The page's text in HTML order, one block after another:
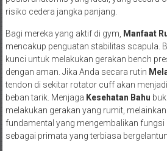
risiko cedera jangka panjang.
Bagi mereka yang aktif di gym, Manfaat
mencakup penguatan stabilitas scapula.
kunci untuk melakukan gerakan bench
dengan aman. Jika Anda secara rutin
tendon di sekitar rotator cuff akan
beban tarik. Menjaga Kesehatan Bahu
melakukan gerakan yang rumit,
fundamental yang mengembalikan
sebagai primata yang terbiasa